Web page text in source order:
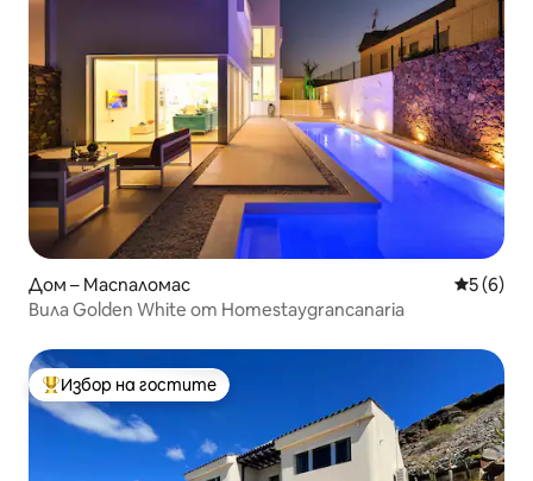
Дом – Маспаломас Средна
5 (6)
Вила Golden White от Homestaygrancanaria
Най-популярен избор на гостите
Избор на гостите